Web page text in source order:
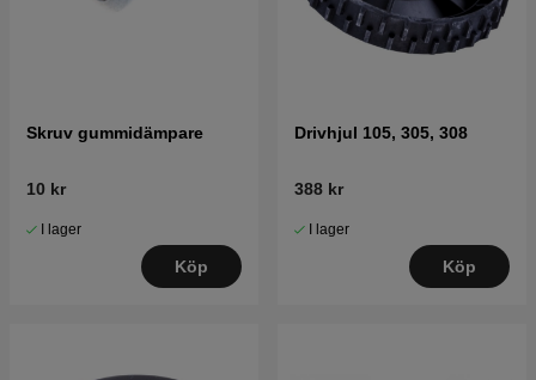
Skruv gummidämpare
10 kr
I lager
Köp
Drivhjul 105, 305, 308
388 kr
I lager
Köp